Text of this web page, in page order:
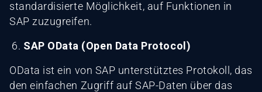
standardisierte Möglichkeit, auf Funktionen in
SAP zuzugreifen.
SAP OData (Open Data Protocol)
OData ist ein von SAP unterstütztes Protokoll, das
den einfachen Zugriff auf SAP-Daten über das